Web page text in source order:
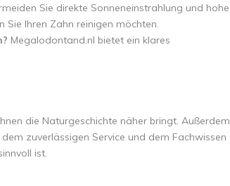
Sie direkte Sonneneinstrahlung und hohe
Sie Ihren Zahn reinigen möchten.
Megalodontand.nl bietet ein klares
die Naturgeschichte näher bringt. Außerdem
zuverlässigen Service und dem Fachwissen
ist.